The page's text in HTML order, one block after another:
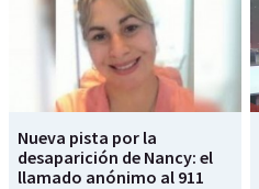
Nueva pista por la
desaparición de Nancy: el
llamado anónimo al 911